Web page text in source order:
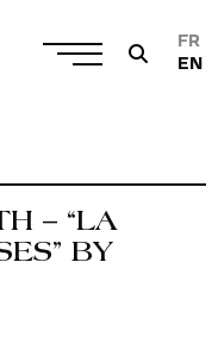
FR
EN
– “LA
BY